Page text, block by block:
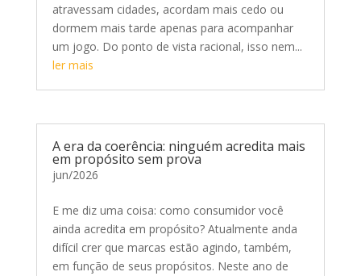
atravessam cidades, acordam mais cedo ou
dormem mais tarde apenas para acompanhar
um jogo. Do ponto de vista racional, isso nem...
ler mais
A era da coerência: ninguém acredita mais
em propósito sem prova
jun/2026
E me diz uma coisa: como consumidor você
ainda acredita em propósito? Atualmente anda
difícil crer que marcas estão agindo, também,
em função de seus propósitos. Neste ano de